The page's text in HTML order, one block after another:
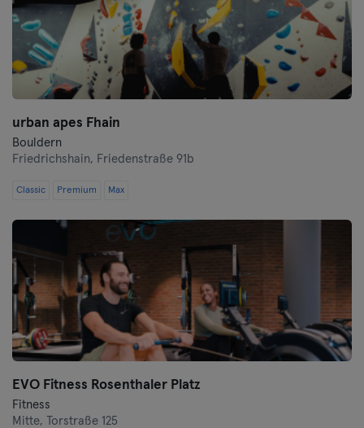
urban apes Fhain
Bouldern
Friedrichshain, Friedenstraße 91b
Classic Premium Max
EVO Fitness Rosenthaler Platz
Fitness
Mitte,
Torstraße 125
Siegen
Straubing
Stuttgart
Wiesbaden
Wolfsburg
Wuppertal
Würzburg